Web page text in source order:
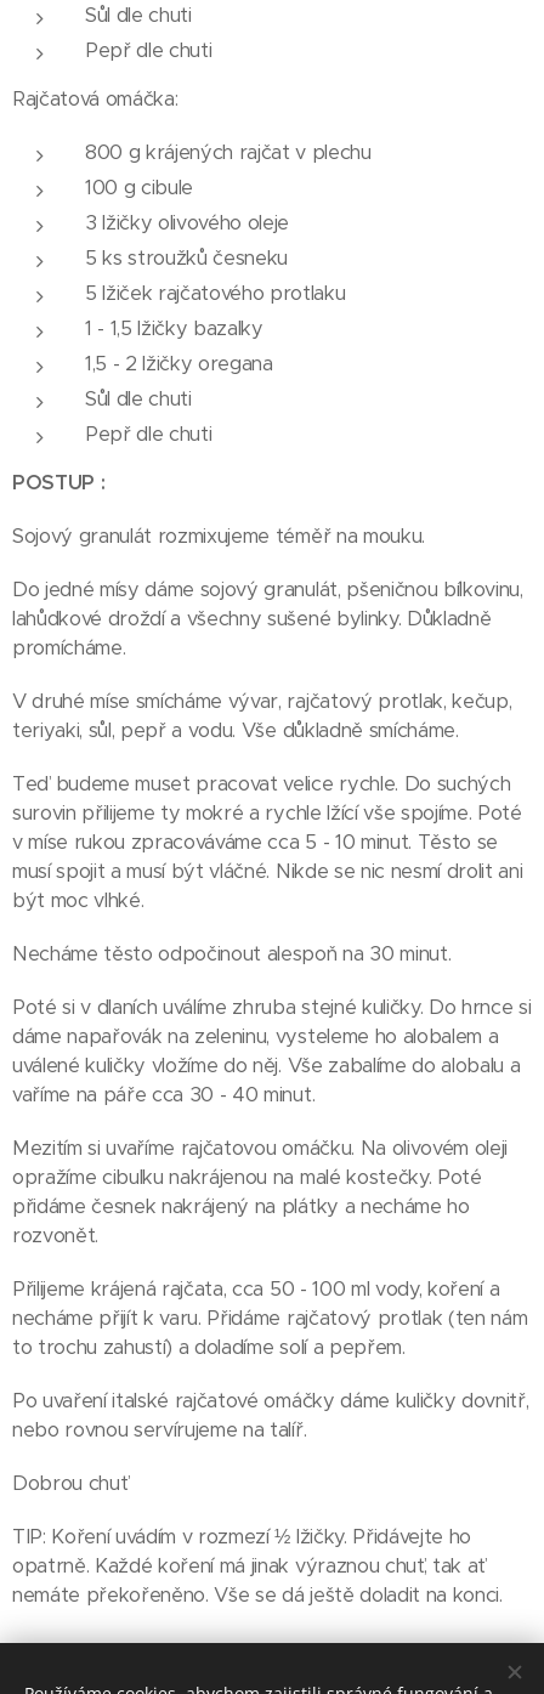
Sůl dle chuti
Pepř dle chuti
Rajčatová omáčka:
800 g krájených rajčat v plechu
100 g cibule
3 lžičky olivového oleje
5 ks stroužků česneku
5 lžiček rajčatového protlaku
1 - 1,5 lžičky bazalky
1,5 - 2 lžičky oregana
Sůl dle chuti
Pepř dle chuti
POSTUP :
Sojový granulát rozmixujeme téměř na mouku.
Do jedné mísy dáme sojový granulát, pšeničnou bílkovinu,
lahůdkové droždí a všechny sušené bylinky. Důkladně
promícháme.
V druhé míse smícháme vývar, rajčatový protlak, kečup,
teriyaki, sůl, pepř a vodu. Vše důkladně smícháme.
Teď budeme muset pracovat velice rychle. Do suchých
surovin přilijeme ty mokré a rychle lžící vše spojíme. Poté
v míse rukou zpracováváme cca 5 - 10 minut. Těsto se
musí spojit a musí být vláčné. Nikde se nic nesmí drolit ani
být moc vlhké.
Necháme těsto odpočinout alespoň na 30 minut.
Poté si v dlaních uválíme zhruba stejné kuličky. Do hrnce si
dáme napařovák na zeleninu, vysteleme ho alobalem a
uválené kuličky vložíme do něj. Vše zabalíme do alobalu a
vaříme na páře cca 30 - 40 minut.
Mezitím si uvaříme rajčatovou omáčku. Na olivovém oleji
opražíme cibulku nakrájenou na malé kostečky. Poté
přidáme česnek nakrájený na plátky a necháme ho
rozvonět.
Přilijeme krájená rajčata, cca 50 - 100 ml vody, koření a
necháme přijít k varu. Přidáme rajčatový protlak (ten nám
to trochu zahustí) a doladíme solí a pepřem.
Po uvaření italské rajčatové omáčky dáme kuličky dovnitř,
nebo rovnou servírujeme na talíř.
Dobrou chuť
TIP: Koření uvádím v rozmezí ½ lžičky. Přidávejte ho
opatrně. Každé koření má jinak výraznou chuť, tak ať
nemáte překořeněno. Vše se dá ještě doladit na konci.
Share